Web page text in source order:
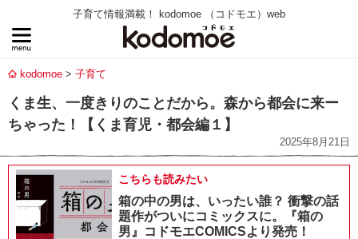
子育て情報満載！ kodomoe （コドモエ）web
kodomoe 子育て
くま生、一度きりのことだから。森から都会に来ー
ちゃった！【くま育児・都会編１】
2025年8月21日
こちらも読みたい
箱の中の男は、いったい誰？ 衝撃の話
題作がついにコミックスに。『箱の
男』コドモエCOMICSより発売！